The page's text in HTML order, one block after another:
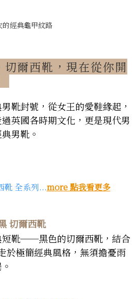
爾西靴，現在從你開
靴封號，從女王的愛鞋緣起，
英國各時期文化，更是現代男
男靴。
全系列...more 點我看更多
切爾西靴
短靴──黑色的切爾西靴，結合
於極簡經典風格，無須擔憂雨